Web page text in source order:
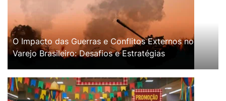
O Impacto das Guerras e Conflitos Externos no
Varejo Brasileiro: Desafios e Estratégias